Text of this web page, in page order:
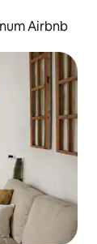
Airbnb